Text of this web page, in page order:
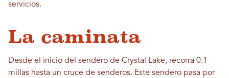
servicios.
La caminata
Desde el inicio del sendero de Crystal Lake, recorra 0.1
millas hasta un cruce de senderos. Este sendero pasa por